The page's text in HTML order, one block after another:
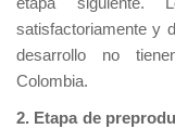
satisfactoriamente y
desarrollo no
Colombia.
2. Etapa de